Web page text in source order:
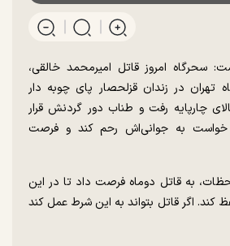
سحرگاه امروز قاتل امیرمحمد خالقی،
تهران در زندان قزلحصار پای چوبه دار
چارپایه رفت و طناب دور گردنش قرار
خواست به جوانی‌اش رحم کند و فرصت
به قاتل دوماه فرصت داد تا در این
کند. اگر قاتل بتواند به این شرط عمل کند